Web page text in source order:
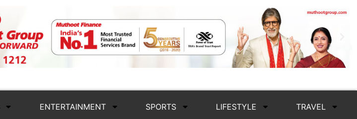
ENTERTAINMENT SPORTS LIFESTYLE TRAVEL